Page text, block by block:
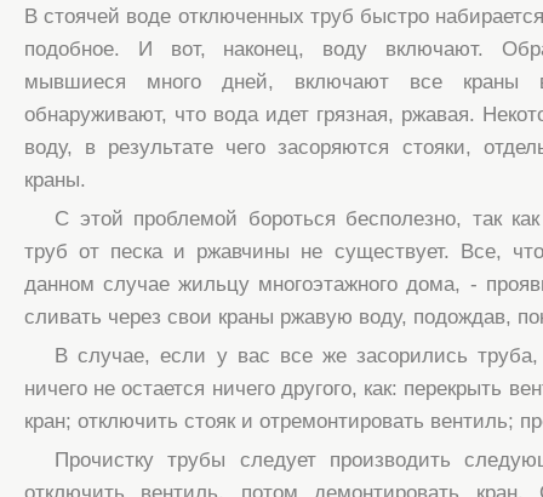
В стоячей воде отключенных труб быстро
подобное. И вот, наконец, воду включают.
мывшиеся много дней, включают все краны
обнаруживают, что вода идет грязная, ржавая.
воду, в результате чего засоряются стояки,
краны.
С этой проблемой бороться бесполезно, так
труб от песка и ржавчины не существует. Все,
данном случае жильцу многоэтажного дома, -
сливать через свои краны ржавую воду, подождав,
В случае, если у вас все же засорились
ничего не остается ничего другого, как: перекрыть
кран; отключить стояк и отремонтировать вентиль;
Прочистку трубы следует производить